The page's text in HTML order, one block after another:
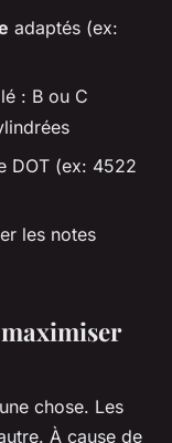
adaptés (ex:
: B ou C
DOT (ex: 4522
les notes
chose. Les
À cause de